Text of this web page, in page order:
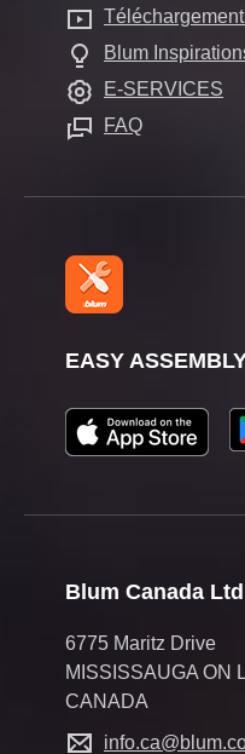
Autres produits
Aides de montage
Services pour les
Foire aux questions
Gestion durable
Formation
Presse
Autre
Blum Canada Ltd
6775 Maritz Drive
MISSISSAUGA ON
CANADA
EASY
Blum
E-SERVICES
FAQ